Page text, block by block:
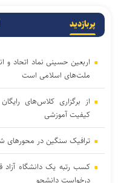
پربازدید
اربعین حسینی نماد اتحاد
ملت‌های اسلامی است
از برگزاری کلاس‌های
کیفیت آموزشی
ترافیک سنگین در محورهای
کسب رتبه یک دانشگاه
درخواست دانشجو